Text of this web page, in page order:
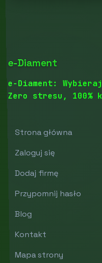
e-Diament
e-Diament:
Zero stresu, 100%
Strona główna
Zaloguj się
Dodaj firmę
Przypomnij hasło
Blog
Kontakt
Mapa strony